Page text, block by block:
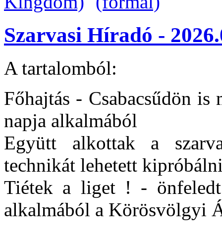
Szarvasi Híradó -
A tartalomból:
Főhajtás - Csabacsűdön is
napja alkalmából
Együtt alkottak a
technikát lehetett
Tiétek a liget ! -
alkalmából a Körösvölgyi